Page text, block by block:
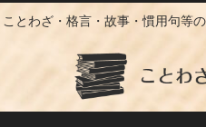
ことわざ・格言・故事・慣用句等